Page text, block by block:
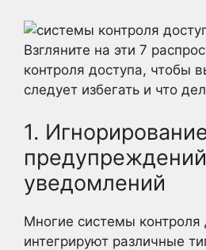
Взгляните на эти 7
контроля доступа, чтобы
следует избегать и что
1.
уведомлений
Многие системы контроля
интегрируют различные